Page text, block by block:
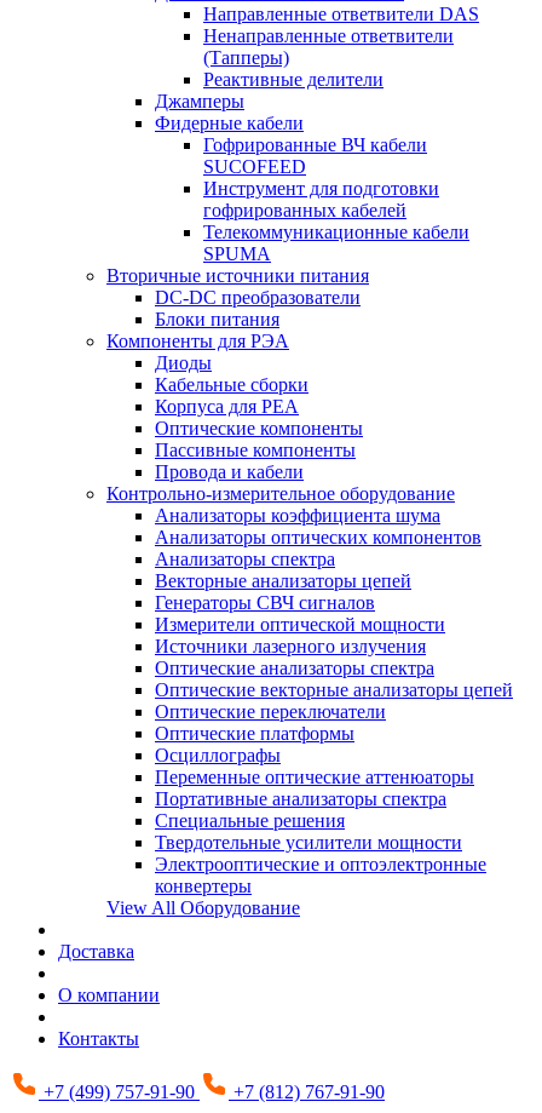
Направленные ответвители DAS
Ненаправленные ответвители
(Тапперы)
Реактивные делители
Джамперы
Фидерные кабели
Гофрированные ВЧ кабели
SUCOFEED
Инструмент для подготовки
гофрированных кабелей
Телекоммуникационные кабели
SPUMA
Вторичные источники питания
DC-DC преобразователи
Блоки питания
Компоненты для РЭА
Диоды
Кабельные сборки
Корпуса для РЕА
Оптические компоненты
Пассивные компоненты
Провода и кабели
Контрольно-измерительное оборудование
Анализаторы коэффициента шума
Анализаторы оптических компонентов
Анализаторы спектра
Векторные анализаторы цепей
Генераторы СВЧ сигналов
Измерители оптической мощности
Источники лазерного излучения
Оптические анализаторы спектра
Оптические векторные анализаторы цепей
Оптические переключатели
Оптические платформы
Осциллографы
Переменные оптические аттенюаторы
Портативные анализаторы спектра
Специальные решения
Твердотельные усилители мощности
Электрооптические и оптоэлектронные
конвертеры
View All Оборудование
Доставка
О компании
Контакты
+7 (499) 757-91-90 +7 (812) 767-91-90